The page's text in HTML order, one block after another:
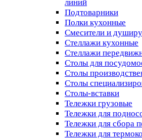
линий
Подтоварники
Полки кухонные
Смесители и
Стеллажи кухонные
Стеллажи
Столы для
Столы
Столы
Столы-вставки
Тележки грузовые
Тележки для
Тележки для сбора
Тележки для